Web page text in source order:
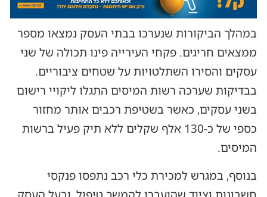
במהלך הביקורות שנערכו בבתי העסק נמצאו מספר
ממצאים חריגים. פקחי העירייה פינו תכולה של שני
עסקים והסירו השתלטויות על שטחים ציבוריים.
בבדיקות שערכה רשות המיסים התגלו ליקויי רישום
בשני עסקים, כאשר בשטיפת רכבים אותר מחזור
כספי של כ-130 אלף שקלים ללא תיק פעיל ברשות
המיסים.
בנוסף, במגרש למכירת כלי רכב נתפסו פנקסי